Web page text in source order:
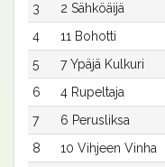
3
2 Sähköäijä
4
11 Bohotti
5
7 Ypäjä Kulkuri
6
4 Rupeltaja
7
6 Perusliksa
8
10 Vihjeen Vinha